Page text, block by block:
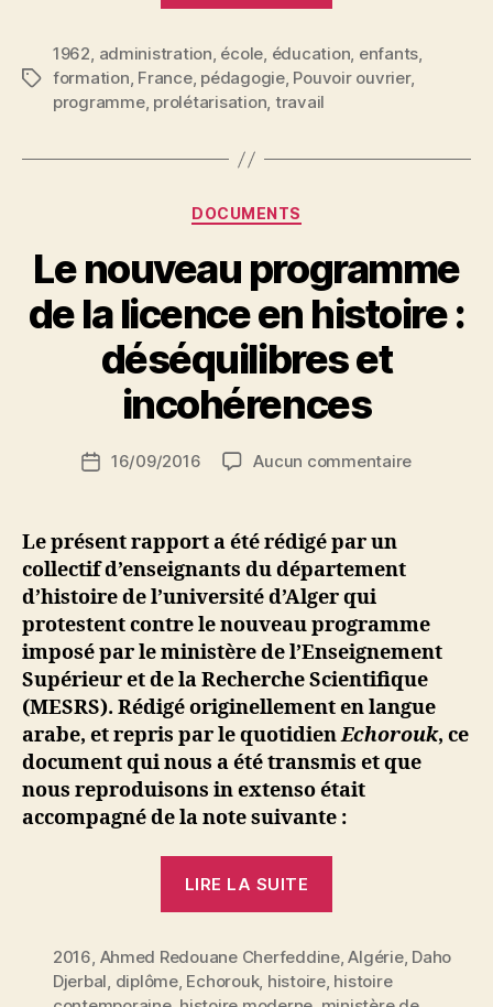
des
professeurs »
Étiquettes
1962, administration, école, éducation, enfants,
formation, France, pédagogie, Pouvoir ouvrier,
programme, prolétarisation, travail
Catégories
DOCUMENTS
Le nouveau programme
de la licence en histoire :
déséquilibres et
incohérences
de
a
N
d
b
i
M
o
u
s
s
a
Date16/09/2016 Aucun commentairesur
en
histoire
:
et
Le présent rapport a été rédigé par un
collectif d’enseignants du département
d’histoire de l’université d’Alger qui
protestent contre le nouveau programme
imposé par le ministère de l’Enseignement
Supérieur et de la Recherche Scientifique
(MESRS). Rédigé originellement en langue
arabe, et repris par le quotidienEchorouk, ce
document qui nous a été transmis et que
nous reproduisons in extenso était
accompagné de la note suivante :
LIRE LA SUITE
de
la
2016, Ahmed Redouane Cherfeddine,Algérie, Daho
Djerbal, diplôme, Echorouk, histoire, histoire